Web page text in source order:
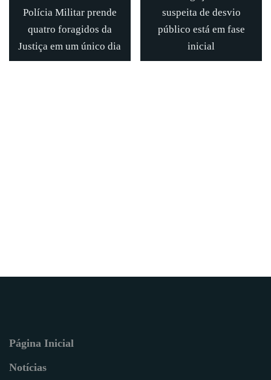
Polícia Militar prende
quatro foragidos da
Justiça em um único dia
suspeita de desvio
público está em fase
inicial
Página Inicial
Notícias